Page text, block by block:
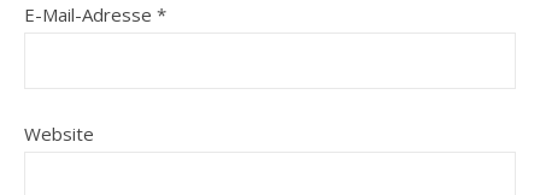
E-Mail-Adresse *
Website